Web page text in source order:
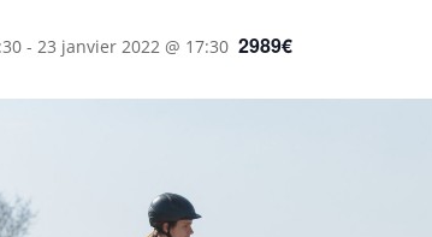
- 23 janvier 2022 @ 17:30 2989€